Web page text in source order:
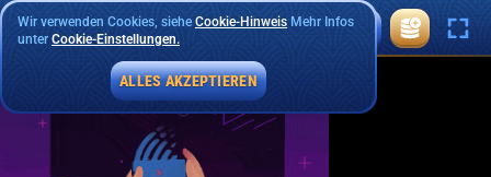
Wir verwenden Cookies, siehe Cookie-Hinweis Mehr Infos
unter Cookie-Einstellungen.
ALLES AKZEPTIEREN